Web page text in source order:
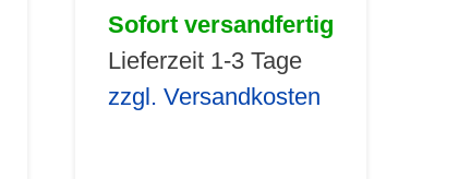
Sofort versandfertig
Lieferzeit 1-3 Tage
zzgl. Versandkosten